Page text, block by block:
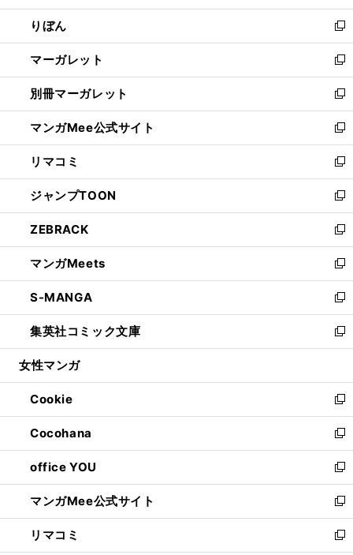
開
く
ウ
で
開
く
ン
ド
ウ
で
開
く
ウ
ィ
ン
ド
ウ
で
開
く
りぼん
新
し
い
ウ
ィ
ン
ド
ウ
で
開
く
マーガレット
新
し
い
ウ
ィ
ン
ド
ウ
で
開
く
別冊マーガレット
新
し
い
ウ
ィ
ン
ド
ウ
で
開
く
マンガMee公式サイト
新
し
い
ウ
ィ
ン
ド
ウ
で
開
く
リマコミ
新
し
い
ウ
ィ
ン
ド
ウ
で
開
く
ジャンプTOON
新
し
い
ウ
ィ
ン
ド
ウ
で
開
ZEBRACK
新
し
い
ウ
ィ
ン
ド
ウ
開
く
マンガMeets
新
し
い
ウ
ィ
ン
ウ
で
開
く
S-MANGA
新
し
い
ウ
ン
ド
ウ
で
開
く
集英社コミック文庫
新
し
ウ
ィ
ン
ド
ウ
で
開
く
女性マンガ
Cookie
新
し
い
ウ
ィ
ン
ド
ウ
で
開
Cocohana
新
し
い
ウ
ィ
ン
ド
office YOU
新
し
い
ウ
ィ
マンガMee公式サイト
新
し
い
リマコミ
新